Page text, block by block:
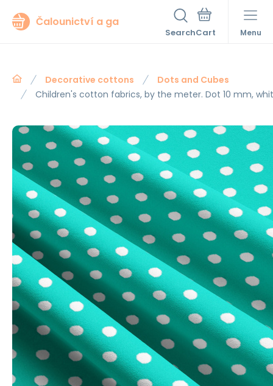
Čalounictví a ga
Search Menu
Decorative cottons
Dots and Cubes
Children's cotton fabrics, by the meter. Dot 10 mm,